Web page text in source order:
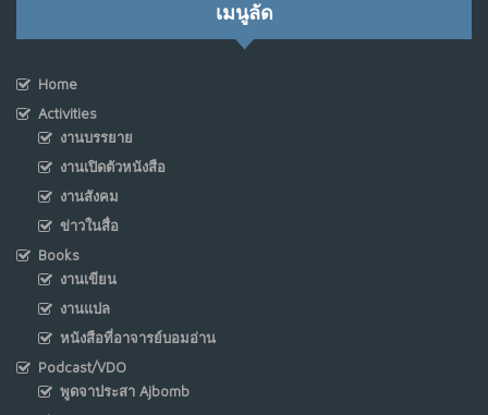
เมนูลัด
Home
Activities
งานบรรยาย
งานเปิดตัวหนังสือ
งานสังคม
ข่าวในสื่อ
Books
งานเขียน
งานแปล
หนังสือที่อาจารย์บอมอ่าน
Podcast/VDO
พูดจาประสา Ajbomb